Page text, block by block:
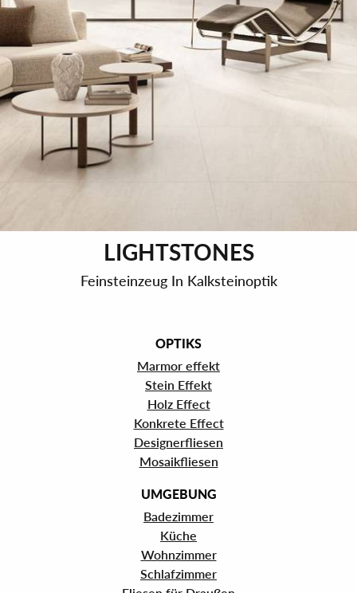
LIGHTSTONES
Feinsteinzeug In Kalksteinoptik
OPTIKS
Marmor effekt
Stein Effekt
Holz Effect
Konkrete Effect
Designerfliesen
Mosaikfliesen
UMGEBUNG
Badezimmer
Küche
Wohnzimmer
Schlafzimmer